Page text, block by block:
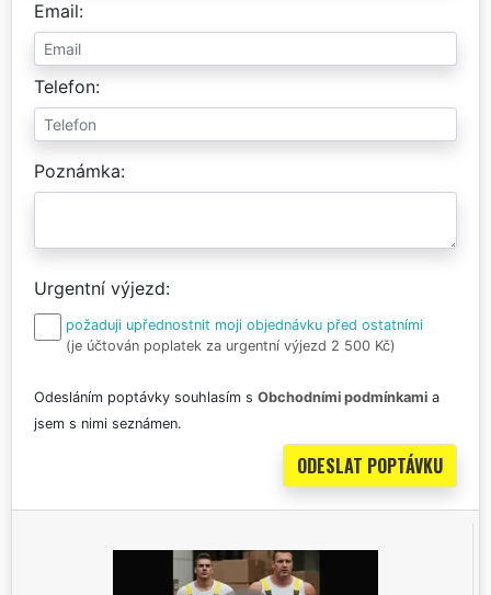
Email
Telefon
Poznámka
Urgentní výjezd
požaduji upřednostnit moji objednávku před ostatními
(je účtován poplatek za urgentní výjezd 2 500 Kč)
Odesláním poptávky souhlasím s Obchodními podmínkami a
jsem s nimi seznámen.